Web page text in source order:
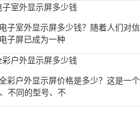
室外显示屏多少钱
子室外显示屏多少钱？随着人们对
子屏已成为一种
户外显示屏多少钱
彩户外显示屏价格是多少？这是一
不同的型号、不